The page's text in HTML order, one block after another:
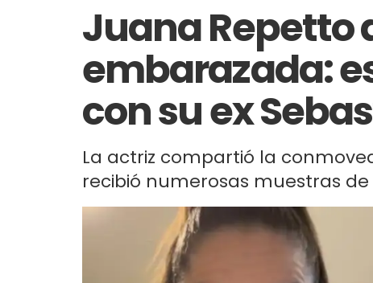
Juana Repetto
embarazada:
con su ex
La actriz compartió la
recibió numerosas muestras de